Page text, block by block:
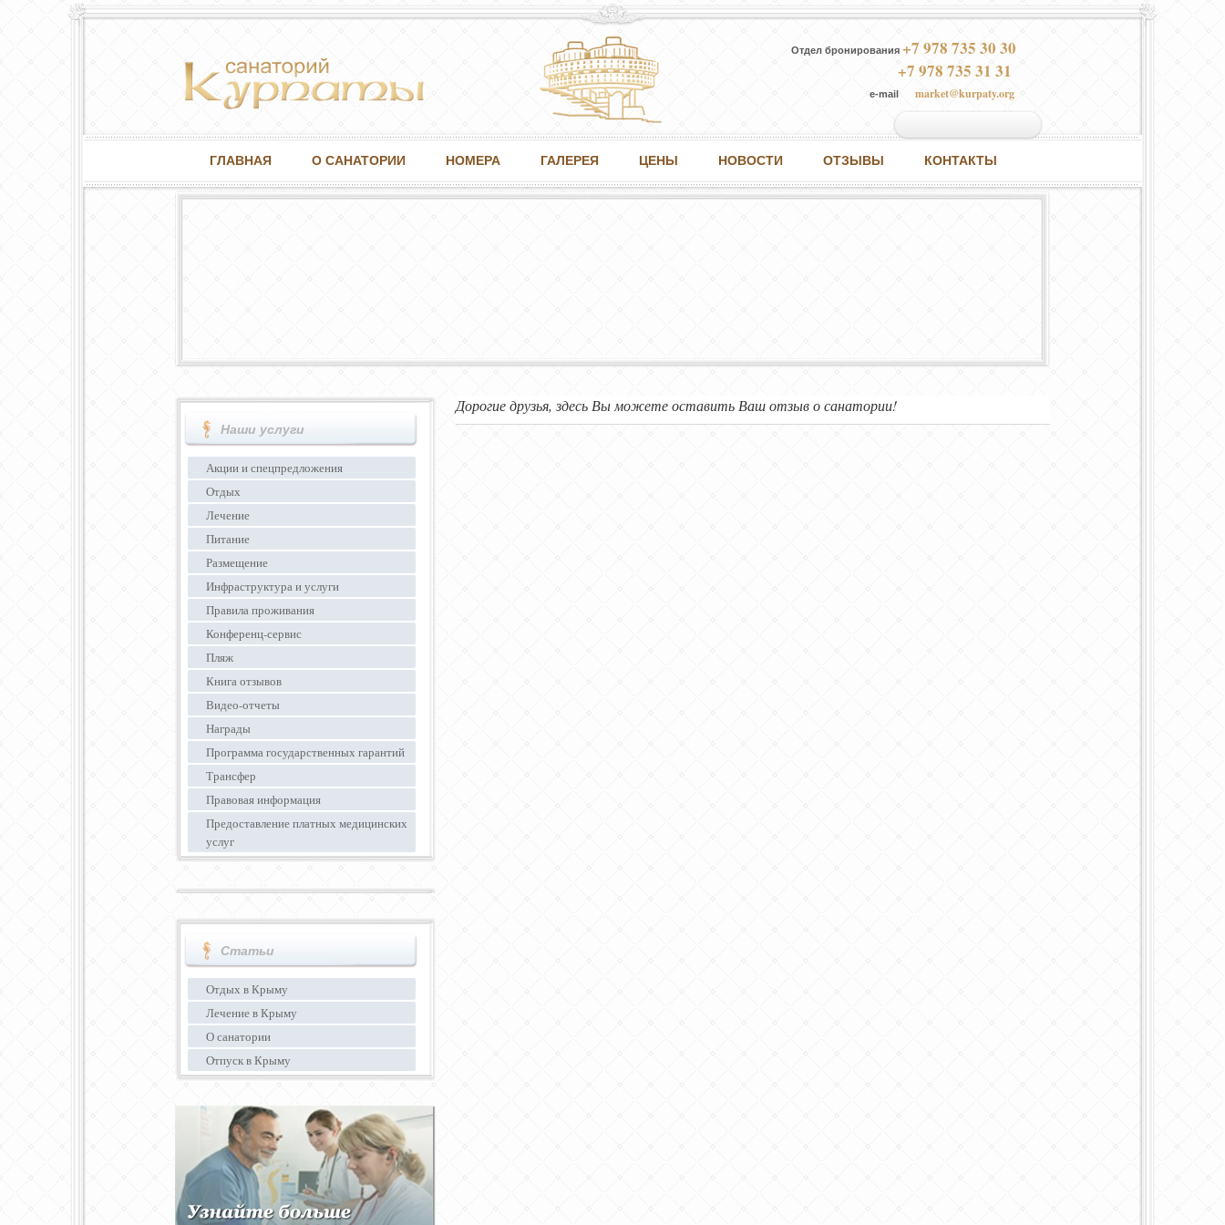
Отдел бронирования +7 978 735 30 30
+7 978 735 31 31
e-mail market@kurpaty.org
ГЛАВНАЯ О САНАТОРИИ НОМЕРА ГАЛЕРЕЯ ЦЕНЫ НОВОСТИ ОТЗЫВЫ КОНТАКТЫ
Дорогие друзья, здесь Вы можете оставить Ваш отзыв о санатории!
Наши услуги
Акции и спецпредложения
Отдых
Лечение
Питание
Размещение
Инфраструктура и услуги
Правила проживания
Конференц-сервис
Пляж
Книга отзывов
Видео-отчеты
Награды
Программа государственных гарантий
Трансфер
Правовая информация
Предоставление платных медицинских
услуг
Статьи
Отдых в Крыму
Лечение в Крыму
О санатории
Отпуск в Крыму